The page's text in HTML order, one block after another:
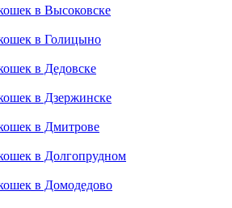
в Высоковске
в Голицыно
в Дедовске
в Дзержинске
в Дмитрове
в Долгопрудном
в Домодедово